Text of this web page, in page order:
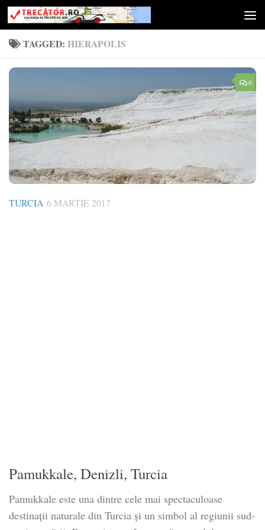
Skip to content
TAGGED: HIERAPOLIS
0
TURCIA 6 MARTIE 2017
Pamukkale, Denizli, Turcia
Pamukkale este una dintre cele mai spectaculoase
destinații naturale din Turcia și un simbol al regiunii sud-